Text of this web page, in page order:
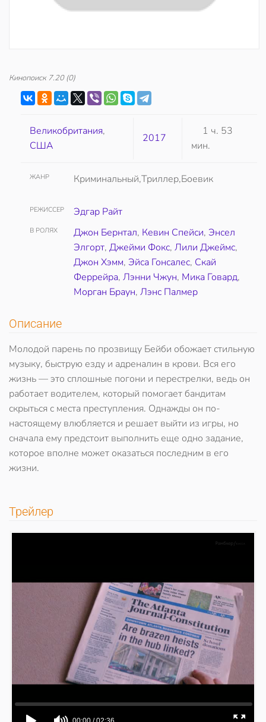
Кинопоиск 7.20(0)
Великобритания,
США
2017
1 ч. 53
мин.
ЖАНР Криминальный,Триллер,Боевик
РЕЖИССЕР Эдгар Райт
В РОЛЯХ Джон Бернтал, Кевин Спейси, Энсел
Элгорт, Джейми Фокс, Лили Джеймс,
Джон Хэмм, Эйса Гонсалес, Скай
Феррейра, Лэнни Чжун, Мика Говард,
Морган Браун, Лэнс Палмер
Описание
Молодой парень по прозвищу Бейби обожает стильную
музыку, быструю езду и адреналин в крови. Вся его
жизнь — это сплошные погони и перестрелки, ведь он
работает водителем, который помогает бандитам
скрыться с места преступления. Однажды он по-
настоящему влюбляется и решает выйти из игры, но
сначала ему предстоит выполнить еще одно задание,
которое вполне может оказаться последним в его
жизни.
Трейлер